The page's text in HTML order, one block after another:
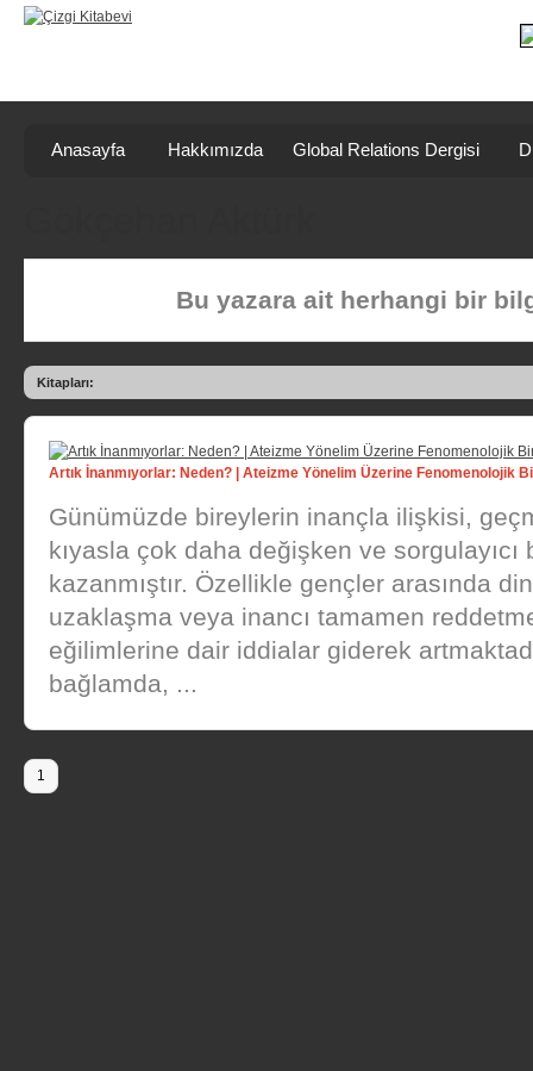
Anasayfa Hakkımızda Global Relations Dergisi
Bu yazara ait herhangi bir
Kitapları:
Artık İnanmıyorlar: Neden? | Ateizme Yönelim Üzerine Fenomenolojik
Günümüzde bireylerin inançla ilişkisi,
kıyasla çok daha değişken ve sorgulayıcı
kazanmıştır. Özellikle gençler arasında
uzaklaşma veya inancı tamamen
eğilimlerine dair iddialar giderek
bağlamda, ...
1